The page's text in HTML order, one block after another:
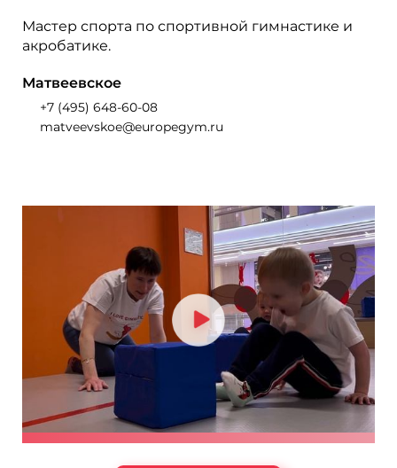
Мастер спорта по спортивной гимнастике и
акробатике.
Матвеевское
+7 (495) 648-60-08
matveevskoe@europegym.ru